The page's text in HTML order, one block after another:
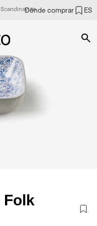
Dónde comprar ES
Folk